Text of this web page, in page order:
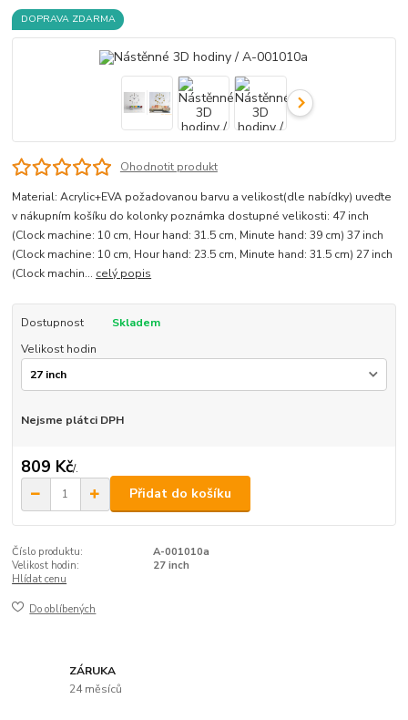
DOPRAVA ZDARMA
Ohodnotit produkt
Material: Acrylic+EVA požadovanou barvu a velikost(dle nabídky) uveďte
v nákupním košíku do kolonky poznámka dostupné velikosti: 47 inch
(Clock machine: 10 cm, Hour hand: 31.5 cm, Minute hand: 39 cm) 37 inch
(Clock machine: 10 cm, Hour hand: 23.5 cm, Minute hand: 31.5 cm) 27 inch
(Clock machin... celý popis
Dostupnost
Skladem
Velikost hodin
Nejsme plátci DPH
809 Kč/.
Přidat do košíku
Číslo produktu:
A-001010a
Velikost hodin:
27 inch
Hlídat cenu
Do oblíbených
ZÁRUKA
24 měsíců